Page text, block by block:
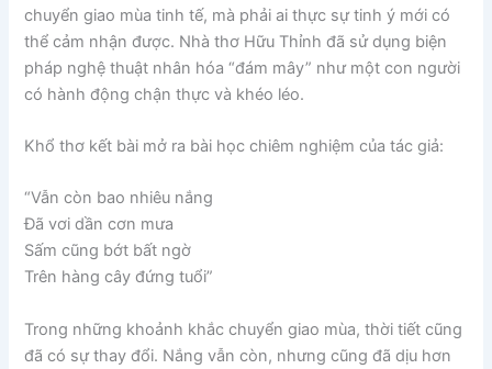
chuyển giao mùa tinh tế, mà phải ai thực sự tinh ý mới có
thể cảm nhận được. Nhà thơ Hữu Thỉnh đã sử dụng biện
pháp nghệ thuật nhân hóa “đám mây” như một con người
có hành động chận thực và khéo léo.
Khổ thơ kết bài mở ra bài học chiêm nghiệm của tác giả:
“Vẫn còn bao nhiêu nắng
Đã vơi dần cơn mưa
Sấm cũng bớt bất ngờ
Trên hàng cây đứng tuổi”
Trong những khoảnh khắc chuyển giao mùa, thời tiết cũng
đã có sự thay đổi. Nắng vẫn còn, nhưng cũng đã dịu hơn